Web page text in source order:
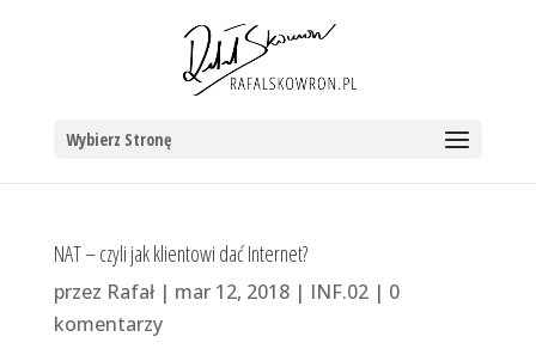
Wybierz Stronę
NAT – czyli jak klientowi dać Internet?
przez Rafał| mar 12, 2018| INF.02| 0
komentarzy